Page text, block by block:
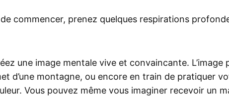
commencer, prenez quelques respirations
une image mentale vive et convaincante. L’image
d’une montagne, ou encore en train de pratiquer
Vous pouvez même vous imaginer recevoir un